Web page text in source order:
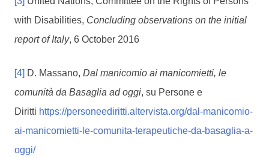
with Disabilities, Concluding observations on the initial
report of Italy, 6 October 2016
[4] D. Massano, Dal manicomio ai manicomietti, le
comunità da Basaglia ad oggi, su Persone e
Diritti https://personeediritti.altervista.org/dal-manicomio-
ai-manicomietti-le-comunita-terapeutiche-da-basaglia-a-
oggi/